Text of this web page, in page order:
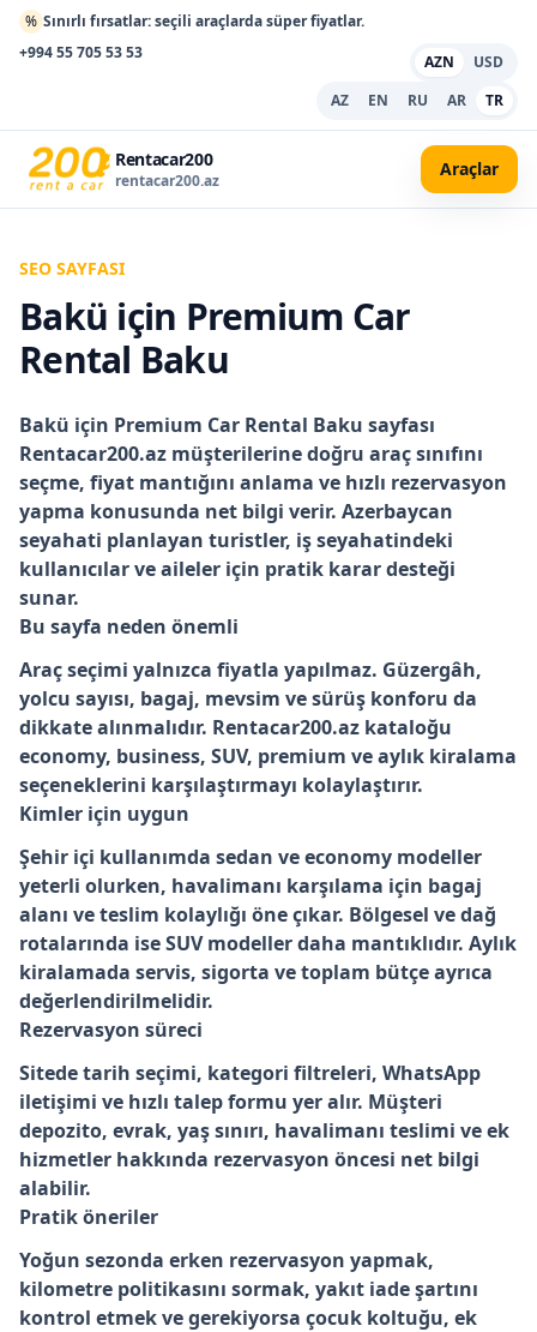
% Sınırlı fırsatlar: seçili araçlarda süper fiyatlar.
+994 55 705 53 53
AZN
USD
AZ
EN RU AR TR
Rentacar200
rentacar200.az
Araçlar
SEO SAYFASI
Bakü için Premium Car
Rental Baku
Bakü için Premium Car Rental Baku sayfası
Rentacar200.az müşterilerine doğru araç sınıfını
seçme, fiyat mantığını anlama ve hızlı rezervasyon
yapma konusunda net bilgi verir. Azerbaycan
seyahati planlayan turistler, iş seyahatindeki
kullanıcılar ve aileler için pratik karar desteği
sunar.
Bu sayfa neden önemli
Araç seçimi yalnızca fiyatla yapılmaz. Güzergâh,
yolcu sayısı, bagaj, mevsim ve sürüş konforu da
dikkate alınmalıdır. Rentacar200.az kataloğu
economy, business, SUV, premium ve aylık kiralama
seçeneklerini karşılaştırmayı kolaylaştırır.
Kimler için uygun
Şehir içi kullanımda sedan ve economy modeller
yeterli olurken, havalimanı karşılama için bagaj
alanı ve teslim kolaylığı öne çıkar. Bölgesel ve dağ
rotalarında ise SUV modeller daha mantıklıdır. Aylık
kiralamada servis, sigorta ve toplam bütçe ayrıca
değerlendirilmelidir.
Rezervasyon süreci
Sitede tarih seçimi, kategori filtreleri, WhatsApp
iletişimi ve hızlı talep formu yer alır. Müşteri
depozito, evrak, yaş sınırı, havalimanı teslimi ve ek
hizmetler hakkında rezervasyon öncesi net bilgi
alabilir.
Pratik öneriler
Yoğun sezonda erken rezervasyon yapmak,
kilometre politikasını sormak, yakıt iade şartını
kontrol etmek ve gerekiyorsa çocuk koltuğu, ek